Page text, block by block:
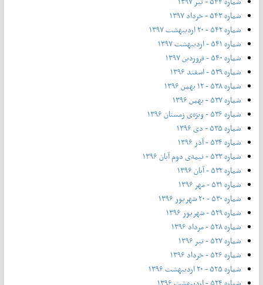
شماره ۵۴۳ - خرداد ۱۳۹۷
شماره ۵۴۲ - ۲۰ اردیبهشت ۱۳۹۷
شماره ۵۴۱ - اردیبهشت ۱۳۹۷
شماره ۵۴۰ - فروردین ۱۳۹۷
شماره ۵۳۹ - اسفند ۱۳۹۶
شماره ۵۳۸ - ۱۲ بهمن ۱۳۹۶
شماره ۵۳۷ - بهمن ۱۳۹۶
شماره ۵۳۶ - ویژه‌ی زمستان ۱۳۹۶
شماره ۵۳۵ - دی ۱۳۹۶
شماره ۵۳۴ - آذر ۱۳۹۶
شماره ۵۳۳ - نیمه‌ی دوم آبان ۱۳۹۶
شماره ۵۳۲ - آبان ۱۳۹۶
شماره ۵۳۱ - مهر ۱۳۹۶
شماره ۵۳۰ - ۲۰ شهریور ۱۳۹۶
شماره ۵۲۹ - شهریور ۱۳۹۶
شماره ۵۲۸ - مرداد ۱۳۹۶
شماره ۵۲۷ - تیر ۱۳۹۶
شماره ۵۲۶ - خرداد ۱۳۹۶
شماره ۵۲۵ - ۲۰ اردیبهشت ۱۳۹۶